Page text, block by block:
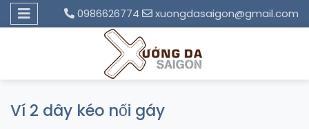
0986626774 xuongdasaigon@gmail.com
Ví 2 dây kéo nối gáy